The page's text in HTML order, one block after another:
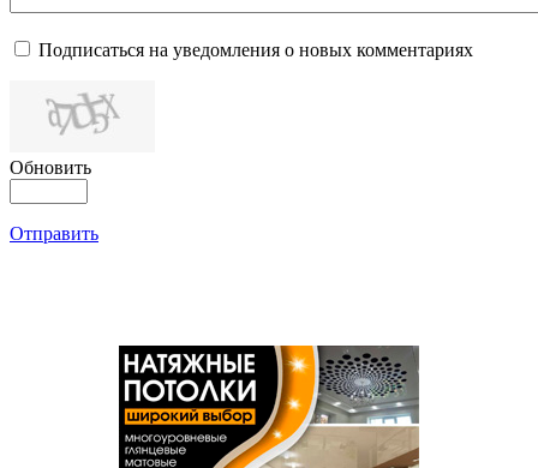
Подписаться на уведомления о новых комментариях
Обновить
Отправить